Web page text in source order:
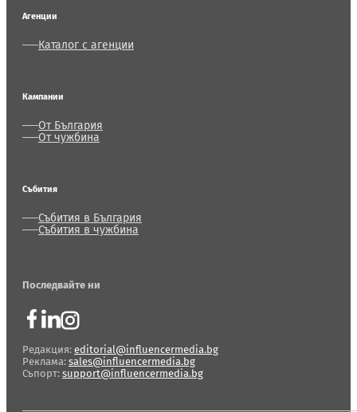
Агенции
Каталог с агенции
Кампании
От България
От чужбина
Събития
Събития в България
Събития в чужбина
Последвайте ни
Редакция: editorial@influencermedia.bg
Реклама: sales@influencermedia.bg
Съпорт: support@influencermedia.bg